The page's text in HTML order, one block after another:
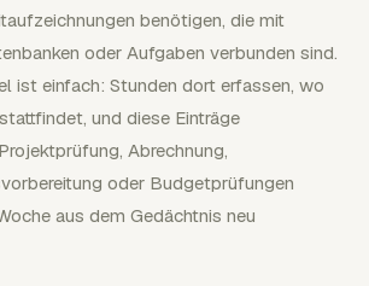
benötigen, die mit
oder Aufgaben verbunden sind.
ist einfach: Stunden dort erfassen, wo
und diese Einträge
Abrechnung,
oder Budgetprüfungen
aus dem Gedächtnis neu